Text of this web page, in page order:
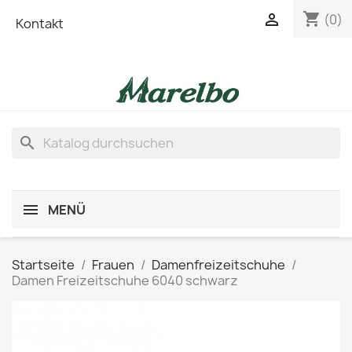
Kontakt shopping_cart (0)

search
MENÜ
Startseite Frauen
Damenfreizeitschuhe
Damen Freizeitschuhe 6040 schwarz